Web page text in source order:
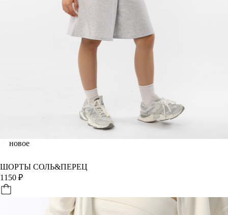
новое
ШОРТЫ СОЛЬ&ПЕРЕЦ
1150 ₽